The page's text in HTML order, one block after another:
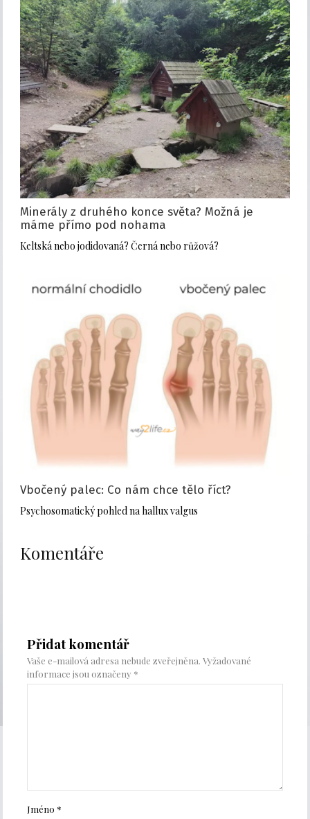
Minerály z druhého konce světa? Možná je
máme přímo pod nohama
Keltská nebo jodidovaná? Černá nebo růžová?
Vbočený palec: Co nám chce tělo říct?
Psychosomatický pohled na hallux valgus
Komentáře
Přidat komentář
Vaše e-mailová adresa nebude zveřejněna. Vyžadované
informace jsou označeny *
Jméno*